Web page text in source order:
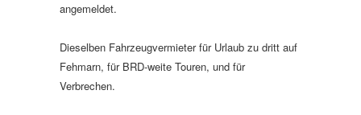
angemeldet.
Dieselben Fahrzeugvermieter für Urlaub zu dritt auf
Fehmarn, für BRD-weite Touren, und für
Verbrechen.